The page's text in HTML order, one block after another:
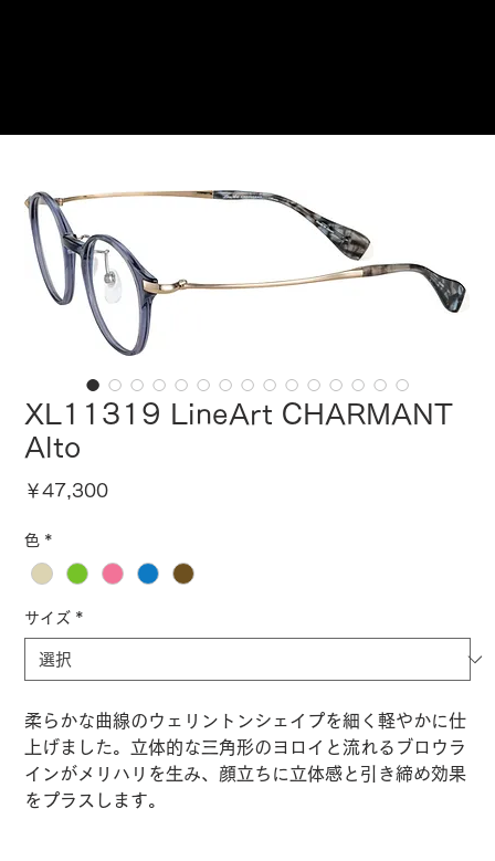
XL11319 LineArt CHARMANT
Alto
￥47,300価
色 *
サイズ *
柔らかな曲線のウェリントンシェイプを細く軽やかに仕
上げました。立体的な三角形のヨロイと流れるブロウラ
インがメリハリを生み、顔立ちに立体感と引き締め効果
をプラスします。